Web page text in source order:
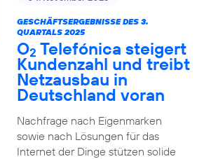
GESCHÄFTSERGEBNISSE DES 3.
QUARTALS 2025
O2 Telefónica steigert
Kundenzahl und treibt
Netzausbau in
Deutschland voran
Nachfrage nach Eigenmarken
sowie nach Lösungen für das
Internet der Dinge stützen solide